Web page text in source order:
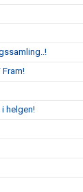
helgen!